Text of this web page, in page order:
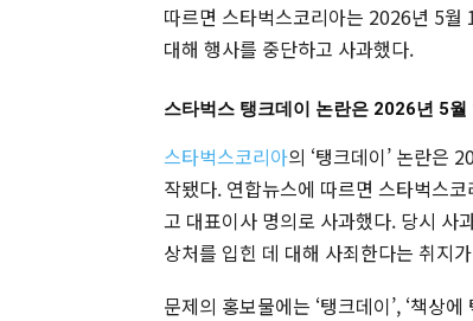
따르면 스타벅스코리아는 2026년 5월
대해 행사를 중단하고 사과했다.
스타벅스 탱크데이 논란은 2026년 5
스타벅스코리아의 ‘탱크데이’ 논란은
작됐다. 연합뉴스에 따르면 스타벅스
고 대표이사 명의로 사과했다. 당시 사
상처를 입힌 데 대해 사죄한다는 취지
문제의 홍보물에는 ‘탱크데이’, ‘책상